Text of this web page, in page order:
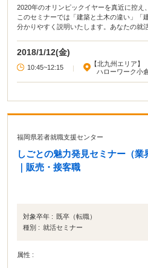
2020年のオリンピックイヤーを真近に控え
このセミナーでは「建築と土木の違い」「
分かりやすく説明いたします。あなたの就
2018/1/12(金)
10:45~12:15 |
【北九州エリア】
ハローワーク小
福岡県若者就職支援センター
しごとの魅力発見セミナー（業
｜販売・接客職
対象卒年 : 既卒（転職）
種別 : 就活セミナー
属性 :